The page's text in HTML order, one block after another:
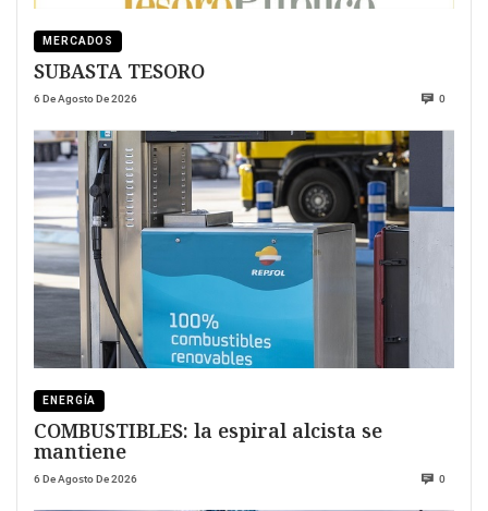
MERCADOS
SUBASTA TESORO
6 De Agosto De 2026 0
ENERGÍA
COMBUSTIBLES: la espiral alcista se
mantiene
6 De Agosto De 2026 0